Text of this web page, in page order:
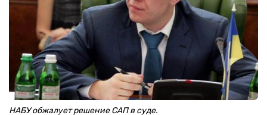
НАБУ обжалует решение САП в суде.